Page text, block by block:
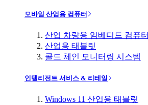
모바일 산업용 컴퓨터
산업 차량용 임베디드 컴퓨터
산업용 태블릿
콜드 체인 모니터링 시스템
인텔리전트 서비스 & 리테일
Windows 11 산업용 태블릿